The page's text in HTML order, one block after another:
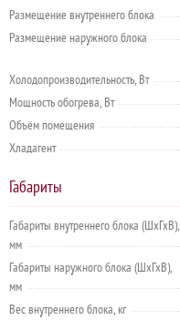
Размещение внутреннего блока
Размещение наружного блока
Холодопроизводительность, Вт
Мощность обогрева, Вт
Объём помещения
Хладагент
Габариты
Габариты внутреннего блока (ШхГхВ),
мм
Габариты наружного блока (ШхГхВ),
мм
Вес внутреннего блока, кг